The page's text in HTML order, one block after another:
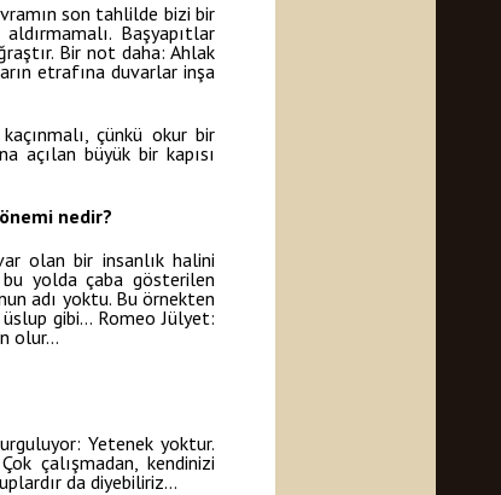
son tahlilde bizi bir
Başyapıtlar
Bir not daha: Ahlak
etrafına duvarlar inşa
çünkü okur bir
açılan büyük bir kapısı
nedir?
olan bir insanlık halini
yolda çaba gösterilen
adı yoktu. Bu örnekten
gibi… Romeo Jülyet:
olur…
Yetenek yoktur.
çalışmadan, kendinizi
da diyebiliriz…